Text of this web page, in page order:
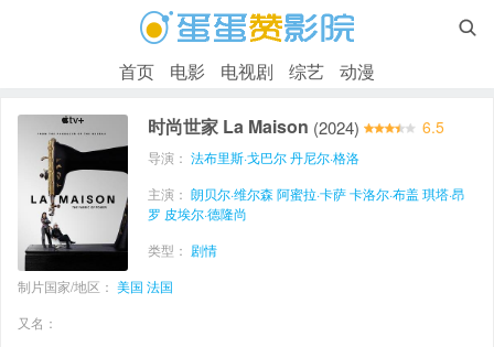

首页 电影 电视剧 综艺 动漫
时尚世家 La Maison (2024) 6.5
导演： 法布里斯·戈巴尔丹尼尔·格洛
主演： 朗贝尔·维尔森阿蜜拉·卡萨卡洛尔·布盖 琪塔·昂
罗 皮埃尔·德隆尚
类型： 剧情
制片国家/地区： 美国 法国
又名：